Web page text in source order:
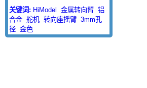
关键词: HiModel 金属转向臂 铝
合金 舵机 转向座摇臂 3mm孔
径 金色